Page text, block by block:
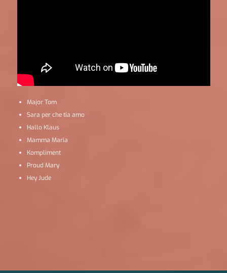
Major Tom
Sara per che tia amo
Hallo Klaus
Mamma Maria
Kompliment
Proud Mary
Hey Jude